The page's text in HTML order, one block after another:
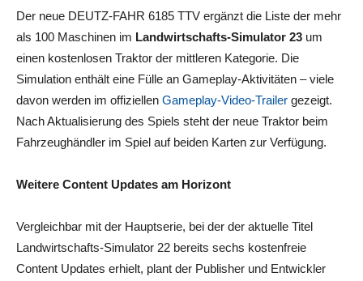
Der neue DEUTZ-FAHR 6185 TTV ergänzt die Liste der mehr
als 100 Maschinen im Landwirtschafts-Simulator 23 um
einen kostenlosen Traktor der mittleren Kategorie. Die
Simulation enthält eine Fülle an Gameplay-Aktivitäten – viele
davon werden im offiziellen Gameplay-Video-Trailer gezeigt.
Nach Aktualisierung des Spiels steht der neue Traktor beim
Fahrzeughändler im Spiel auf beiden Karten zur Verfügung.
Weitere Content Updates am Horizont
Vergleichbar mit der Hauptserie, bei der der aktuelle Titel
Landwirtschafts-Simulator 22 bereits sechs kostenfreie
Content Updates erhielt, plant der Publisher und Entwickler